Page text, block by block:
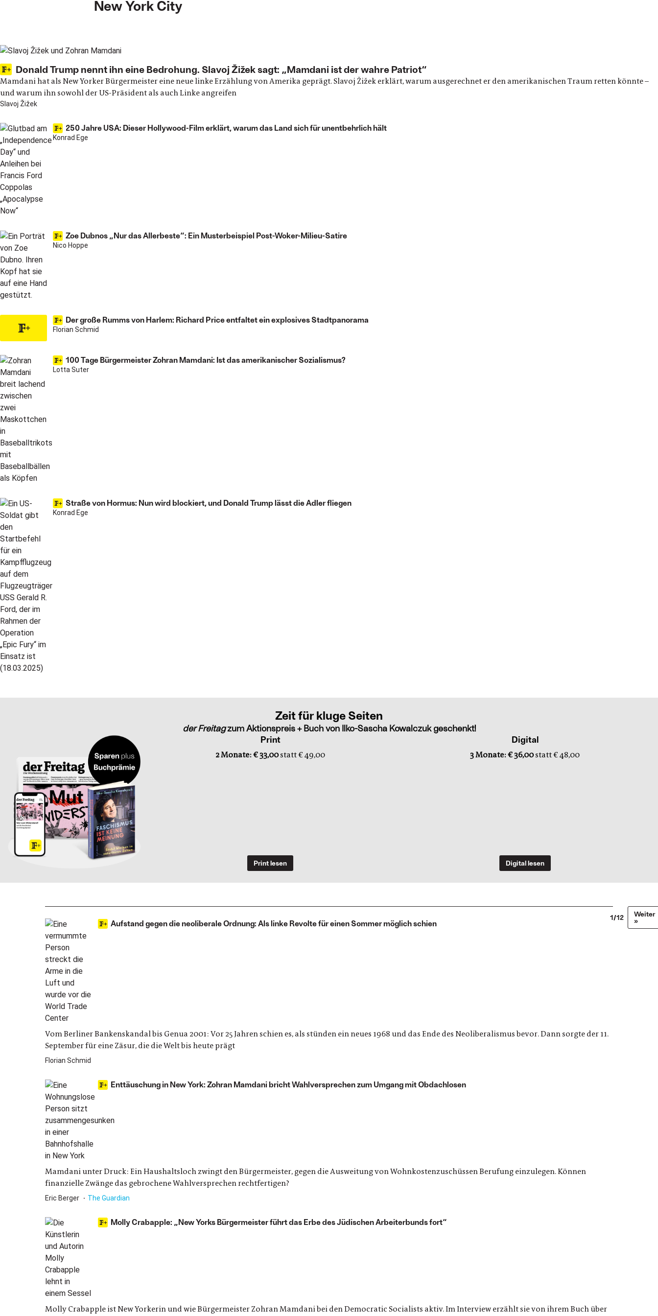
New York City
Main articles
Donald Trump nennt ihn eine Bedrohung. Slavoj Žižek sagt: „Mamdani ist der wahre Patriot“
Mamdani hat als New Yorker Bürgermeister eine neue linke Erzählung von Amerika geprägt. Slavoj Žižek erklärt, warum ausgerechnet er den amerikanischen Traum retten könnte –
und warum ihn sowohl der US-Präsident als auch Linke angreifen
Slavoj Žižek
250 Jahre USA: Dieser Hollywood-Film erklärt, warum das Land sich für unentbehrlich hält
Konrad Ege
Zoe Dubnos „Nur das Allerbeste“: Ein Musterbeispiel Post-Woker-Milieu-Satire
Nico Hoppe
Der große Rumms von Harlem: Richard Price entfaltet ein explosives Stadtpanorama
Florian Schmid
100 Tage Bürgermeister Zohran Mamdani: Ist das amerikanischer Sozialismus?
Lotta Suter
Straße von Hormus: Nun wird blockiert, und Donald Trump lässt die Adler fliegen
Konrad Ege
Zeit für kluge Seiten
der Freitagzum Aktionspreis + Buch von Ilko-Sascha Kowalczuk geschenkt!
Print
2 Monate: € 33,00statt € 49,00
Print lesen
Digital
3 Monate: € 36,00statt € 48,00
Digital lesen
Aufstand gegen die neoliberale Ordnung: Als linke Revolte für einen Sommer möglich schien
Vom Berliner Bankenskandal bis Genua 2001: Vor 25 Jahren schien es, als stünden ein neues 1968 und das Ende des Neoliberalismus bevor. Dann sorgte der 11.
September für eine Zäsur, die die Welt bis heute prägt
Florian Schmid
Enttäuschung in New York: Zohran Mamdani bricht Wahlversprechen zum Umgang mit Obdachlosen
Mamdani unter Druck: Ein Haushaltsloch zwingt den Bürgermeister, gegen die Ausweitung von Wohnkostenzuschüssen Berufung einzulegen. Können
finanzielle Zwänge das gebrochene Wahlversprechen rechtfertigen?
Eric Berger The Guardian
Molly Crabapple: „New Yorks Bürgermeister führt das Erbe des Jüdischen Arbeiterbunds fort“
Molly Crabapple ist New Yorkerin und wie Bürgermeister Zohran Mamdani bei den Democratic Socialists aktiv. Im Interview erzählt sie von ihrem Buch über
1/12
Weiter
»